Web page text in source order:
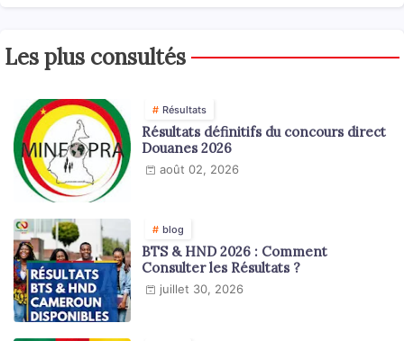
Les plus consultés
Résultats
Résultats définitifs du concours direct
Douanes 2026
août 02, 2026
blog
BTS & HND 2026 : Comment
Consulter les Résultats ?
juillet 30, 2026